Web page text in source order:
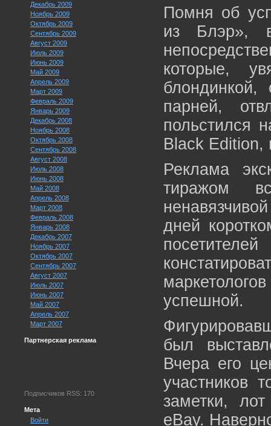
Декабрь 2009
Ноябрь 2009
Октябрь 2009
Сентябрь 2009
Август 2009
Июль 2009
Июнь 2009
Май 2009
Апрель 2009
Март 2009
Февраль 2009
Январь 2009
Декабрь 2008
Ноябрь 2008
Октябрь 2008
Сентябрь 2008
Август 2008
Июль 2008
Июнь 2008
Май 2008
Апрель 2008
Март 2008
Февраль 2008
Январь 2008
Декабрь 2007
Ноябрь 2007
Октябрь 2007
Сентябрь 2007
Август 2007
Июль 2007
Июнь 2007
Май 2007
Апрель 2007
Март 2007
Партнерская реклама
Подписчиков RSS: 170
Мета
Войти
Помня об
из Блэр»,
которые,
парней,
польстился
Black Edition,
Реклама
тиражом
дней
успешной.
был
Вчера его
участников
заметки,
eBay.